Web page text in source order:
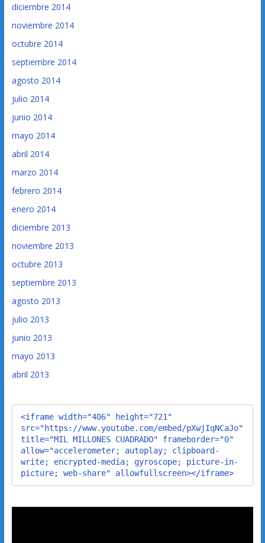
diciembre 2014
noviembre 2014
octubre 2014
septiembre 2014
agosto 2014
julio 2014
junio 2014
mayo 2014
abril 2014
marzo 2014
febrero 2014
enero 2014
diciembre 2013
noviembre 2013
octubre 2013
septiembre 2013
agosto 2013
julio 2013
junio 2013
mayo 2013
abril 2013
<iframe width="406" height="721"
src="https://www.youtube.com/embed/pXwjIqNCaJo"
title="MIL MILLONES CUADRADO" frameborder="0"
allow="accelerometer; autoplay; clipboard-
write; encrypted-media; gyroscope; picture-in-
picture; web-share" allowfullscreen></iframe>